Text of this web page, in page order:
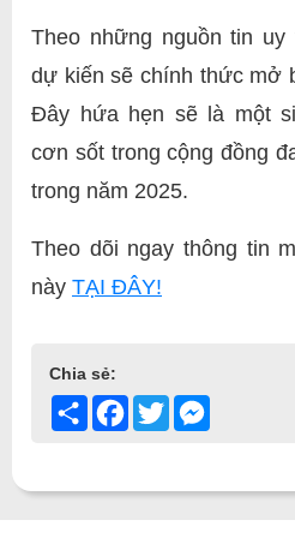
Theo những nguồn tin
dự kiến sẽ chính thức mở
Đây hứa hẹn sẽ là một
cơn sốt trong cộng đồng
trong năm 2025.
Theo dõi ngay thông tin
này TẠI ĐÂY!
Chia sẻ:
Share Facebook
Twitter